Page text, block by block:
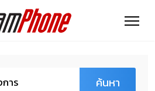
ค้นหา